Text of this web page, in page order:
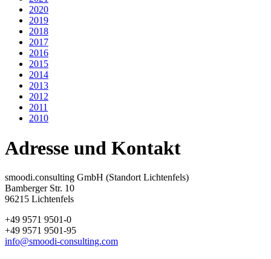
2020
2019
2018
2017
2016
2015
2014
2013
2012
2011
2010
Adresse und Kontakt
smoodi.consulting GmbH (Standort Lichtenfels)
Bamberger Str. 10
96215 Lichtenfels
+49 9571 9501-0
+49 9571 9501-95
info@smoodi-consulting.com